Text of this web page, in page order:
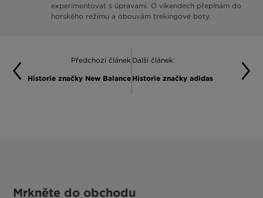
experimentovat s úpravami. O víkendech přepínám do
horského režimu a obouvám trekingové boty.
Předchozí článek
Historie značky New Balance
Další článek
Historie značky adidas
Mrkněte do obchodu